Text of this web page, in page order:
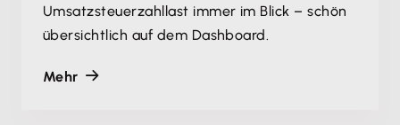
Umsatzsteuerzahllast immer im Blick – schön
übersichtlich auf dem Dashboard.
Mehr